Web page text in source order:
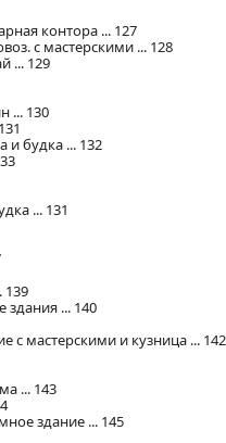
контора ... 127
с мастерскими ... 128
... 129
... 130
и будка ... 132
... 131
139
... 140
с мастерскими и кузница ... 142
... 143
здание ... 145